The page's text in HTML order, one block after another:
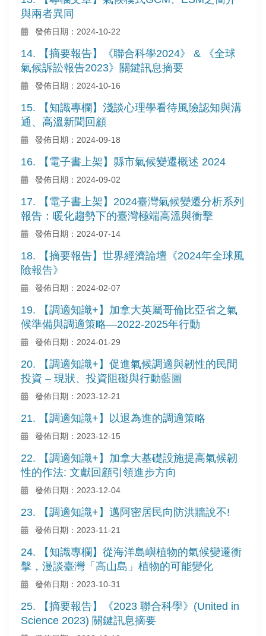
與兩者異同
發佈日期：2024-10-22
14. 【摘要報告】《聯合科學2024》 & 《全球
氣候訴訟報告2023》關鍵訊息摘要
發佈日期：2024-10-16
15. 【知識專欄】淺談心理學看待風險認知與溝
通、高溫新聞回顧
發佈日期：2024-09-18
16. 【電子書上架】縣市氣候變遷概述 2024
發佈日期：2024-09-02
17. 【電子書上架】2024臺灣氣候變遷分析系列
報告：暖化趨勢下的臺灣極端高溫與衝擊
發佈日期：2024-07-14
18. 【摘要報告】世界經濟論壇《2024年全球風
險報告》
發佈日期：2024-02-07
19. 【調適知識+】加拿大英屬哥倫比亞省之氣
候準備與調適策略—2022-2025年行動
發佈日期：2024-01-29
20. 【調適知識+】促進氣候調適與韌性的民間
投資 – 現狀、投資阻礙與行動藍圖
發佈日期：2023-12-21
21. 【調適知識+】以退為進的調適策略
發佈日期：2023-12-15
22. 【調適知識+】加拿大基礎設施提高氣候韌
性的作法: 文獻回顧引領進步方向
發佈日期：2023-12-04
23. 【調適知識+】邁阿密居民向防洪牆說不!
發佈日期：2023-11-21
24. 【知識專欄】從海洋島嶼植物的氣候變遷衝
擊，漫談臺灣「高山島」植物的可能變化
發佈日期：2023-10-31
25. 【摘要報告】《2023 聯合科學》(United in
Science 2023) 關鍵訊息摘要